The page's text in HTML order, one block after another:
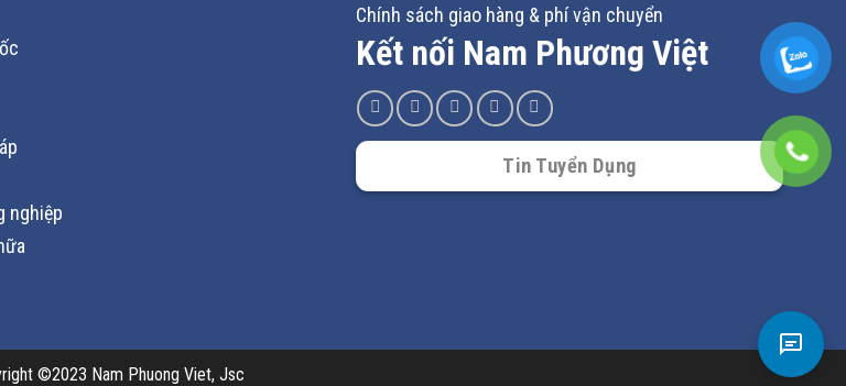
nghiệp
Chính sách giao hàng & phí vận chuyển
Kết nối Nam Phương Việt
Tin Tuyển Dụng
©2023 Nam Phuong Viet, Jsc